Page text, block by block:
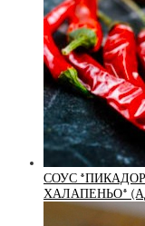
СОУС
ХАЛАПЕНЬО*